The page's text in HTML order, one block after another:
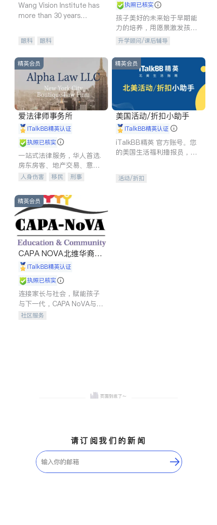
Wang Vision Institute has
more than 30 years
眼科 眼科
执照已核实
孩子美好的未来始于早期能
力的培养，用愿景激发孩子
的学习潜力和动力。理念：
石。
升学顾问/课后辅导
精英会员
爱法律师事务所
iTalkBB精英认证
执照已核实
一站式法律服务，华人首选.
房东房客、地产交易、意外
伤害、车祸重伤、商业诉
建筑合同、刑事案件全包办
人身伤害 移民
刑事
信托/遗嘱
商业
索赔
律师-其它 保释
精英会员
美国活动/折扣小助手
iTalkBB精英认证
iTalkBB精英 官方账号。您
的美国生活福利播报员，精
专属福利。
活动/折扣
精英会员
CAPA NOVA北维华裔家
长会iTalkBB精英认证
执照已核实
连接家长与社会，赋能孩子
与下一代，CAPA NoVA与您
携手建设包容、公平、充满
社区服务
请订阅我们的新闻